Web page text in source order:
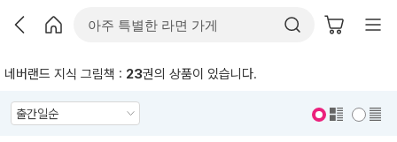
네버랜드 지식 그림책 : 23권의 상품이 있습니다.